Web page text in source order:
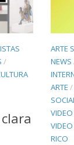
/
ARTE
NEWS
ARTE /
VIDEO
RICO